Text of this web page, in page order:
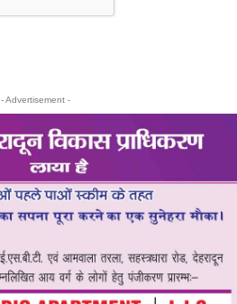
- Advertisement -